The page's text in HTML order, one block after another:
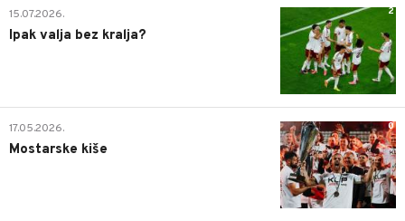
2
15.07.2026.
Ipak valja bez kralja?
0
17.05.2026.
Mostarske kiše